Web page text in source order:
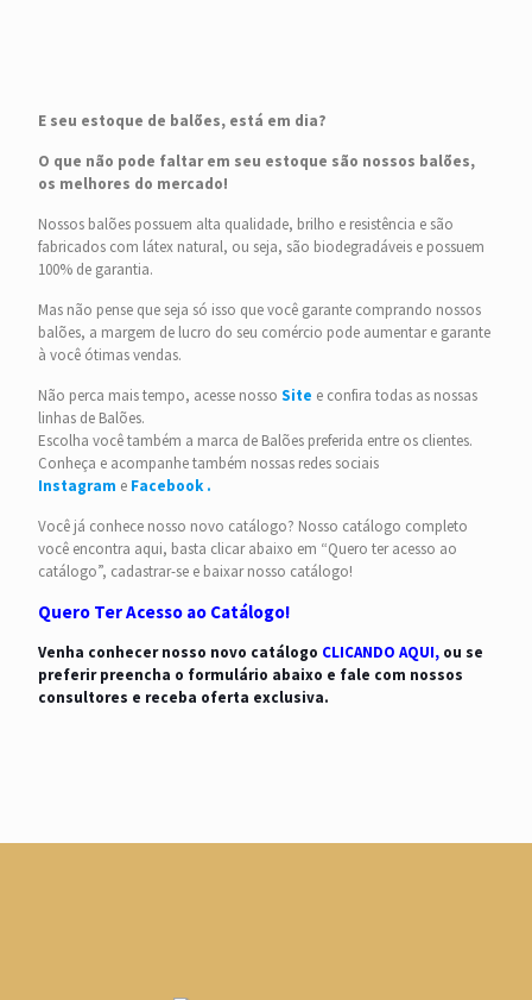
E seu estoque de balões, está em dia?
O que não pode faltar em seu estoque são nossos balões,
os melhores do mercado!
Nossos balões possuem alta qualidade, brilho e resistência e são
fabricados com látex natural, ou seja, são biodegradáveis e possuem
100% de garantia.
Mas não pense que seja só isso que você garante comprando nossos
balões, a margem de lucro do seu comércio pode aumentar e garante
à você ótimas vendas.
Não perca mais tempo, acesse nosso Site e confira todas as nossas
linhas de Balões.
Escolha você também a marca de Balões preferida entre os clientes.
Conheça e acompanhe também nossas redes sociais
Instagram e Facebook .
Você já conhece nosso novo catálogo? Nosso catálogo completo
você encontra aqui, basta clicar abaixo em “Quero ter acesso ao
catálogo”, cadastrar-se e baixar nosso catálogo!
Quero Ter Acesso ao Catálogo!
Venha conhecer nosso novo catálogo CLICANDO AQUI, ou se
preferir preencha o formulário abaixo e fale com nossos
consultores e receba oferta exclusiva.